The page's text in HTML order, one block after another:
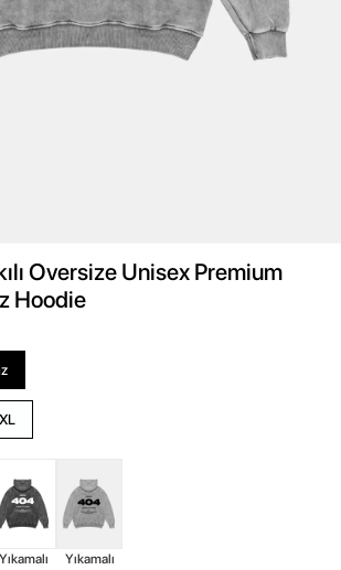
Oversize Unisex Premium
Hoodie
Yıkamalı
Yıkamalı